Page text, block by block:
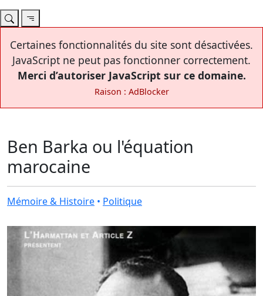
Certaines fonctionnalités du site sont désactivées.
JavaScript ne peut pas fonctionner correctement.
Merci d’autoriser JavaScript sur ce domaine.
Raison : AdBlocker
Ben Barka ou l'équation
marocaine
Mémoire & Histoire • Politique